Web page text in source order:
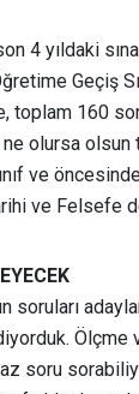
4 yıldaki
Geçiş
toplam 160
olursa
ve
ve Felsefe
soruları
Ölçme
soru